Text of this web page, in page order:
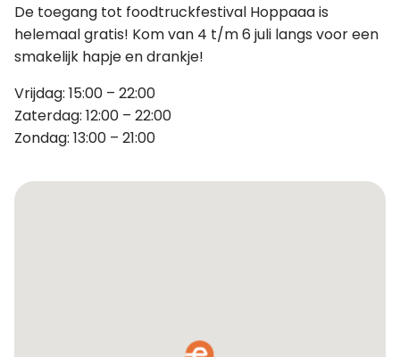
De toegang tot foodtruckfestival Hoppaaa is
helemaal gratis! Kom van 4 t/m 6 juli langs voor een
smakelijk hapje en drankje!
Vrijdag: 15:00 – 22:00
Zaterdag: 12:00 – 22:00
Zondag: 13:00 – 21:00